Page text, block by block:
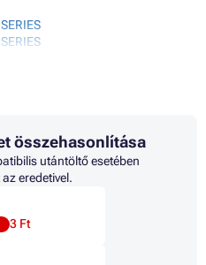
II
II
összehasonlítása
utántöltő esetében
eredetivel.
3 Ft